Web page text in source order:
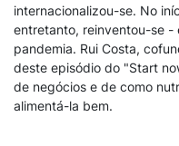
internacionalizou-se. No
entretanto, reinventou-se -
pandemia. Rui Costa,
deste episódio do "Start
de negócios e de como
alimentá-la bem.